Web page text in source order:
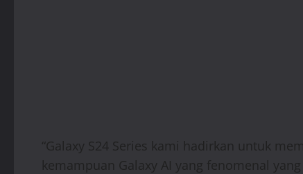
“Galaxy S24 Series kami hadirkan untuk
kemampuan Galaxy AI yang fenomenal